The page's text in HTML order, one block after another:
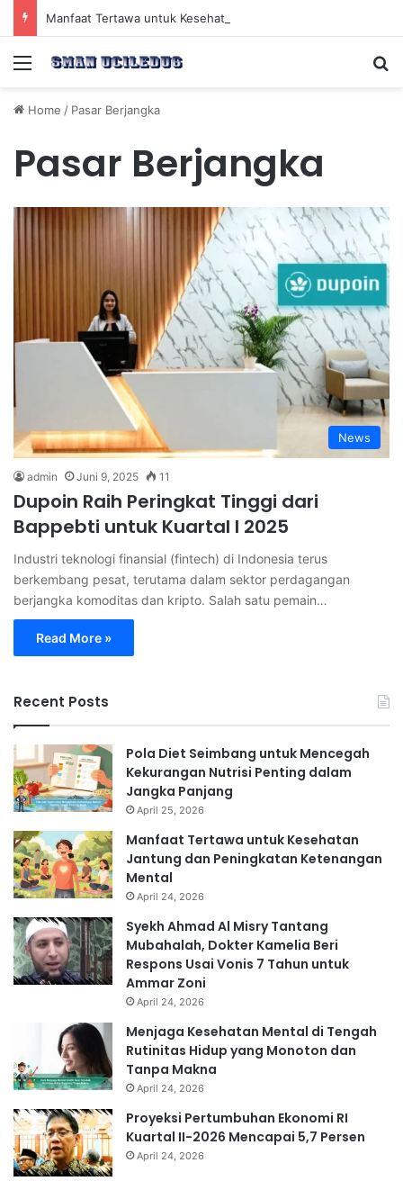
Menu
Home / Pasar Berjangka
Pasar Berjangka
News
admin Juni 9, 2025 11
Dupoin Raih Peringkat Tinggi dari
Bappebti untuk Kuartal I 2025
Industri teknologi finansial (fintech) di Indonesia terus
berkembang pesat, terutama dalam sektor perdagangan
berjangka komoditas dan kripto. Salah satu pemain…
Read More »
Recent Posts
Pola Diet Seimbang untuk Mencegah
Kekurangan Nutrisi Penting dalam
Jangka Panjang
April 25, 2026
Manfaat Tertawa untuk Kesehatan
Jantung dan Peningkatan Ketenangan
Mental
April 24, 2026
Syekh Ahmad Al Misry Tantang
Mubahalah, Dokter Kamelia Beri
Respons Usai Vonis 7 Tahun untuk
Ammar Zoni
April 24, 2026
Menjaga Kesehatan Mental di Tengah
Rutinitas Hidup yang Monoton dan
Tanpa Makna
April 24, 2026
Proyeksi Pertumbuhan Ekonomi RI
Kuartal II-2026 Mencapai 5,7 Persen
April 24, 2026